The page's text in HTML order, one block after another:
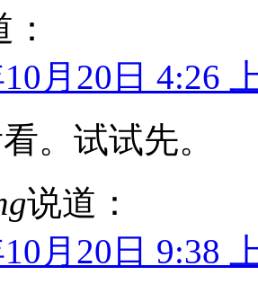
月20日 4:26
。试试先。
说道：
月20日 9:38